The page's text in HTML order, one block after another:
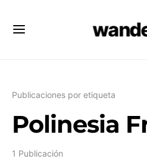
Publicaciones por etiqueta
Polinesia
1 Publicación